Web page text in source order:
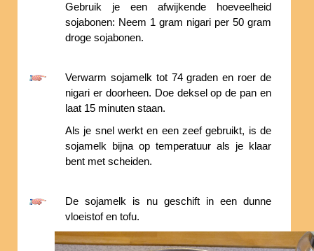
Gebruik je een afwijkende hoeveelheid
sojabonen: Neem 1 gram nigari per 50 gram
droge sojabonen.
Verwarm sojamelk tot 74 graden en roer de
nigari er doorheen. Doe deksel op de pan en
laat 15 minuten staan.
Als je snel werkt en een zeef gebruikt, is de
sojamelk bijna op temperatuur als je klaar
bent met scheiden.
De sojamelk is nu geschift in een dunne
vloeistof en tofu.